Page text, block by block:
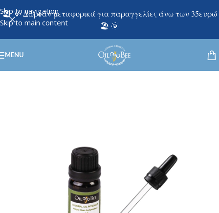
Skip to navigation
Skip to main content
🏖️ 🌞 Δωρεάν μεταφορικά για παραγγελίες άνω των 35ευρώ
🏖️ 🌞
MENU